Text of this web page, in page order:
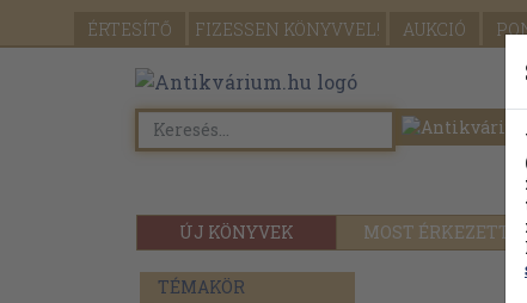
ÉRTESÍTŐ FIZESSEN KÖNYVVEL! AUKCIÓ
ÚJ KÖNYVEK MOST ÉRKEZETT
TÉMAKÖR